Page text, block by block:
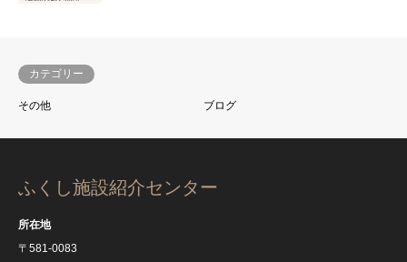
カテゴリー
その他 ブログ
ふくし施設紹介センター
所在地
〒581-0083